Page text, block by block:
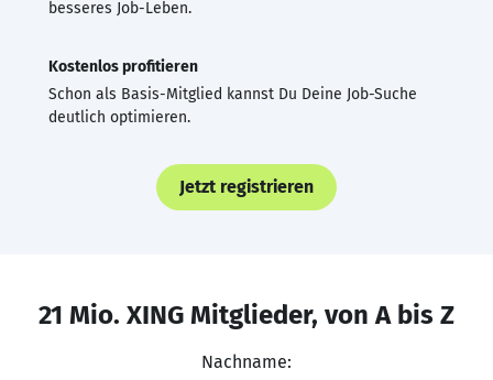
besseres Job-Leben.
Kostenlos profitieren
Schon als Basis-Mitglied kannst Du Deine Job-Suche
deutlich optimieren.
Jetzt registrieren
21 Mio. XING Mitglieder, von A bis Z
Nachname: